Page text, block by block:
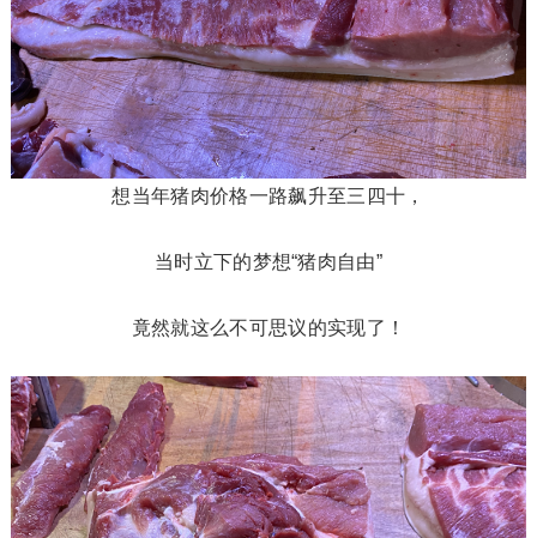
想当年猪肉价格一路飙升至三四十，
当时立下的梦想“猪肉自由”
竟然就这么不可思议的实现了！